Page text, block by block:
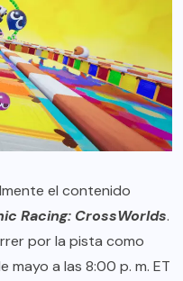
el contenido
Racing: CrossWorlds.
por la pista como
mayo a las 8:00 p. m. ET